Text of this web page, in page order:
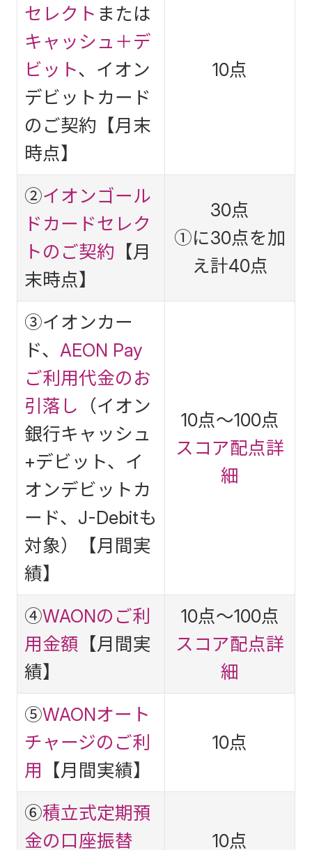
セレクト または
キャッシュ＋デ
ビット、イオン
デビットカード
のご契約【月末
時点】
10点
②イオンゴール
ドカードセレク
トのご契約 【月
末時点】
30点
①に30点を加
え計40点
③イオンカー
ド、 AEON Pay
ご利用代金のお
引落し （イオン
銀行キャッシュ
+デビット、イ
オンデビットカ
ード、J-Debitも
対象）【月間実
績】
10点～100点
スコア配点詳
細
④WAONのご利
用金額 【月間実
績】
10点～100点
スコア配点詳
細
⑤WAONオート
チャージのご利
用 【月間実績】
10点
⑥積立式定期預
金の口座振替
10点